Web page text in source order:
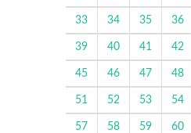
33 34 35 36
39 40 41 42
45 46 47 48
51 52 53 54
57 58 59 60